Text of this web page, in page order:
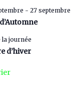
- 27 septembre
la journée
d’hiver